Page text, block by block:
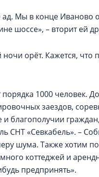
Мы в конце Иваново
шоссе», – вторит ей
орёт. Кажется, что
1000 человек.
заездов,
благополучии
СНТ «Севкабель». –
шума. Также хотим
коттеджей и
предпринять».